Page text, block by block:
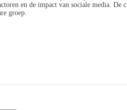
en de impact van sociale media.
groep.